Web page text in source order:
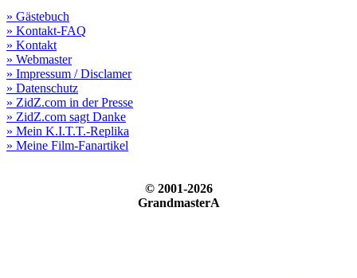
» Gästebuch
» Kontakt-FAQ
» Kontakt
» Webmaster
» Impressum / Disclamer
» Datenschutz
» ZidZ.com in der Presse
» ZidZ.com sagt Danke
» Mein K.I.T.T.-Replika
» Meine Film-Fanartikel
© 2001-2026
GrandmasterA